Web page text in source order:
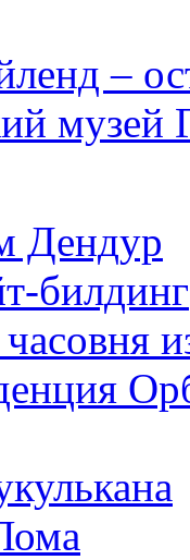
–
музей
Дендур
билдинг